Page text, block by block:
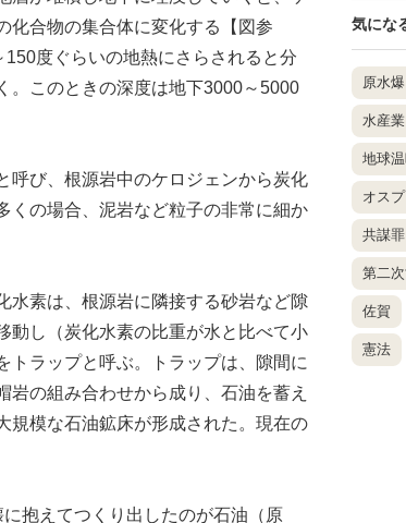
化合物の集合体に変化する【図参
度ぐらいの地熱にさらされると分
。このときの深度は地下3000～5000
び、根源岩中のケロジェンから炭化
くの場合、泥岩など粒子の非常に細か
素は、根源岩に隣接する砂岩など隙
動し（炭化水素の比重が水と比べて小
トラップと呼ぶ。トラップは、隙間に
の組み合わせから成り、石油を蓄え
規模な石油鉱床が形成された。現在の
抱えてつくり出したのが石油（原
気にな
原水爆
水産業
地球
オス
共謀罪
第二
佐賀
憲法